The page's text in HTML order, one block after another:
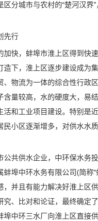
区分城市与农村的“楚河汉界
先行
加快，蚌埠市淮上区得到快
造下，淮上区逐步建设成为
、物流为一体的综合性行政
含量较高，水的硬度大，易
活和工业项目建设。特别是
民小区逐渐增多，对供水水
公共供水企业，中环保水务
蚌埠中环水务有限公司(简称
，并且有能力解决好淮上区
究、比对和论证，最终确定
埠中环三水厂向淮上区直接